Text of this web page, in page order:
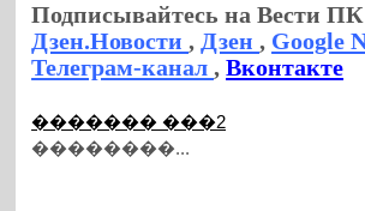
Подписывайтесь на Вести
Дзен.Новости, Дзен, Google
Телеграм-канал,Вконтакте
������� ���2
��������...